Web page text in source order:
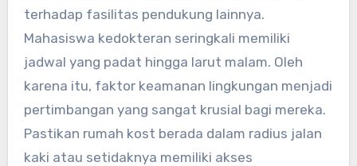
terhadap fasilitas pendukung lainnya.
Mahasiswa kedokteran seringkali memiliki
jadwal yang padat hingga larut malam. Oleh
karena itu, faktor keamanan lingkungan menjadi
pertimbangan yang sangat krusial bagi mereka.
Pastikan rumah kost berada dalam radius jalan
kaki atau setidaknya memiliki akses